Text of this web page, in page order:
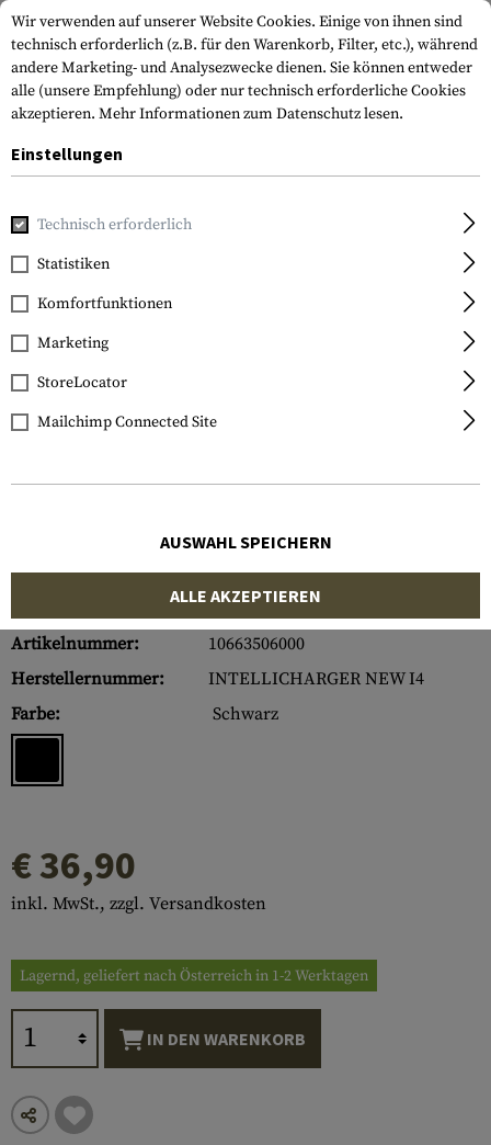
Home Outdoor & Survival Ladegeräte
Nitecore
Intellicharger NEW i4
Artikelnummer:
10663506000
Herstellernummer:
INTELLICHARGER NEW I4
Farbe:
Schwarz
€ 36,90
inkl. MwSt., zzgl. Versandkosten
Lagernd, geliefert nach Österreich in 1-2 Werktagen
IN DEN WARENKORB
Wir verwenden auf unserer Website Cookies. Einige von ihnen sind
technisch erforderlich (z.B. für den Warenkorb, Filter, etc.), während
andere Marketing- und Analysezwecke dienen. Sie können entweder
alle (unsere Empfehlung) oder nur technisch erforderliche Cookies
akzeptieren. Mehr Informationen zum Datenschutz lesen.
Einstellungen
Technisch erforderlich
Statistiken
Komfortfunktionen
Marketing
StoreLocator
Mailchimp Connected Site
AUSWAHL SPEICHERN
ALLE AKZEPTIEREN